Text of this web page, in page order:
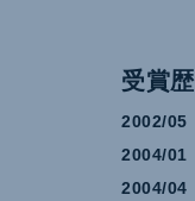
受賞歴
2002/05
2004/01
2004/04